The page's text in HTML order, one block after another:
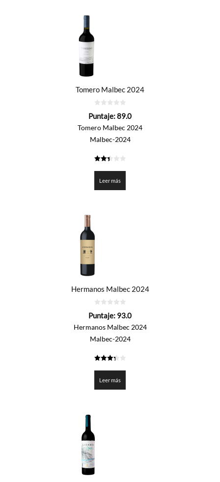
Tomero Malbec 2024
de
Puntaje:89.0
Tomero Malbec 2024
Malbec-2024
de 5
Leer más
Hermanos Malbec 2024
de
Puntaje: 93.0
Hermanos Malbec 2024
Malbec-2024
de 5
Leer más